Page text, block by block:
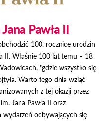
Pawła II
100. rocznicę urodzin
II. Właśnie 100 lat temu – 18
"gdzie wszystko się
Warto tego dnia wziąć
z tej okazji przez
Jana Pawła II oraz
wydarzeń odbywających się